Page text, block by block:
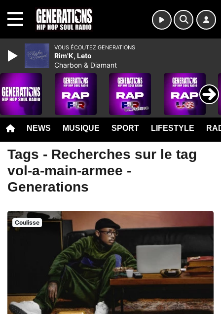
NEWS MUSIQUE SPORT LIFESTYLE
Tags - Recherches sur le tag
vol-a-main-armee -
Generations
Coulisse
VOUS ÉCOUTEZ GENERATIONS
Rim'K, Leto
Charbon & Diamant